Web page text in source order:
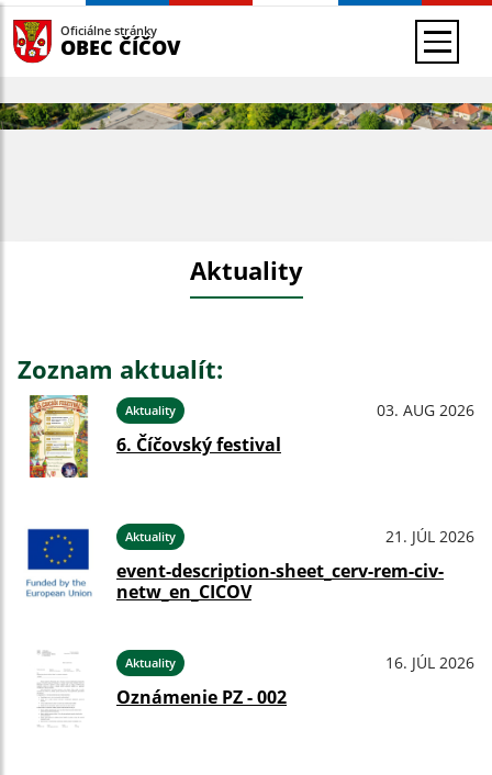
Oficiálne stránky
OBEC ČÍČOV
Aktuality
Zoznam aktualít:
Aktuality 03. AUG 2026
6. Číčovský festival
Aktuality 21. JÚL 2026
event-description-sheet_cerv-rem-civ-
netw_en_CICOV
Aktuality 16. JÚL 2026
Oznámenie PZ - 002